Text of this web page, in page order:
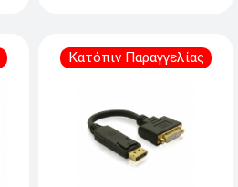
Κατόπιν Παραγγελίας